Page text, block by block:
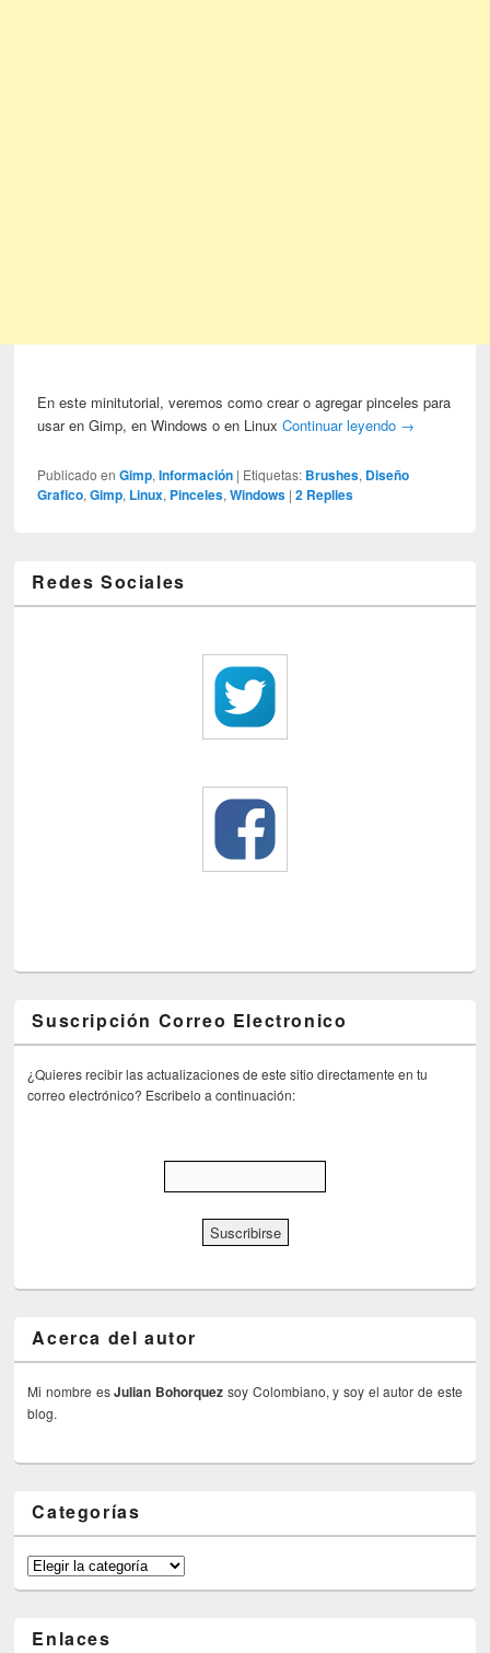
En este minitutorial, veremos como crear o agregar pinceles para
usar en Gimp, en Windows o en LinuxContinuar leyendo →
Publicado en Gimp,Información | Etiquetas: Brushes, Diseño
Grafico,Gimp, Linux, Pinceles,Windows |2 Replies
Redes Sociales
Suscripción Correo Electronico
¿Quieres recibir las actualizaciones de este sitio directamente en tu
correo electrónico? Escribelo a continuación:
Acerca del autor
Mi nombre esJulian Bohorquez soy Colombiano, y soy el autor de este
blog.
Categorías
Categorías
Enlaces